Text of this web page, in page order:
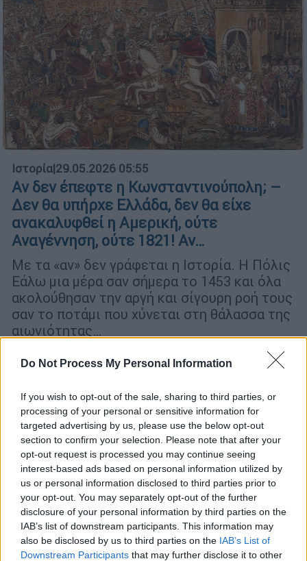
Do Not Process My Personal Information
If you wish to opt-out of the sale, sharing to third parties, or
processing of your personal or sensitive information for
targeted advertising by us, please use the below opt-out
section to confirm your selection. Please note that after your
opt-out request is processed you may continue seeing
interest-based ads based on personal information utilized by
us or personal information disclosed to third parties prior to
your opt-out. You may separately opt-out of the further
disclosure of your personal information by third parties on the
IAB’s list of downstream participants. This information may
also be disclosed by us to third parties on the IAB’s List of
Downstream Participants that may further disclose it to other
Ιστορία|29.05.2026 05:55
Αν δεν έπεφτε η Κωνσταντινούπολη; –
Δεν θα υπήρχε Ελλάδα, δεν θα είχε
ανακαλυφθεί η Αμερική, ούτε
Αναγέννηση, ούτε 1821! Αν…
Με τα «αν» δεν γράφεται η Ιστορία. Η Πόλις
Εάλω μια μέρα σαν σήμερα το 1453 και όλα
ακολούθησαν την αργή και σίγουρη ροή τους
σαν το ποτάμι που χύνεται στη θάλασσα της
αιωνιότητας…